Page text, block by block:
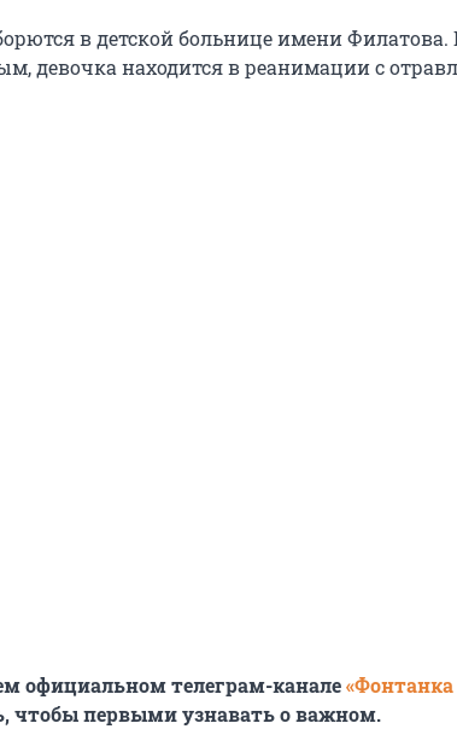
в детской больнице имени Филатова.
девочка находится в реанимации с
официальном телеграм-канале«Фонтанка
чтобы первыми узнавать оважном.